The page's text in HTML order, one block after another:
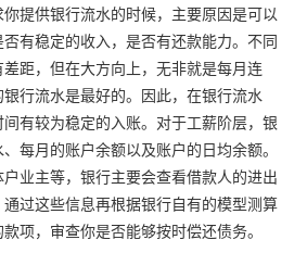
提供银行流水的时候，主要原因是可以
有稳定的收入，是否有还款能力。不同
距，但在大方向上，无非就是每月连
行流水是最好的。因此，在银行流水
有较为稳定的入账。对于工薪阶层，银
每月的账户余额以及账户的日均余额。
业主等，银行主要会查看借款人的进出
过这些信息再根据银行自有的模型测算
项，审查你是否能够按时偿还债务。